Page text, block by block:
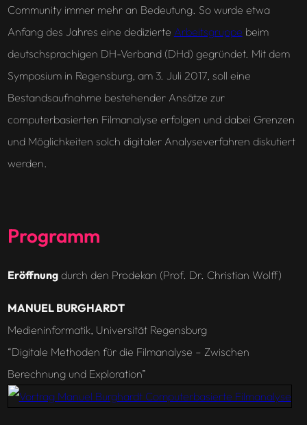
Community immer mehr an Bedeutung. So wurde etwa
Anfang des Jahres eine dedizierte Arbeitsgruppe beim
deutschsprachigen DH-Verband (DHd) gegründet. Mit dem
Symposium in Regensburg, am 3. Juli 2017, soll eine
Bestandsaufnahme bestehender Ansätze zur
computerbasierten Filmanalyse erfolgen und dabei Grenzen
und Möglichkeiten solch digitaler Analyseverfahren diskutiert
werden.
Programm
Eröffnungdurch den Prodekan (Prof. Dr. Christian Wolff)
MANUEL BURGHARDT
Medieninformatik, Universität Regensburg
“Digitale Methoden für die Filmanalyse – Zwischen
Berechnung und Exploration”